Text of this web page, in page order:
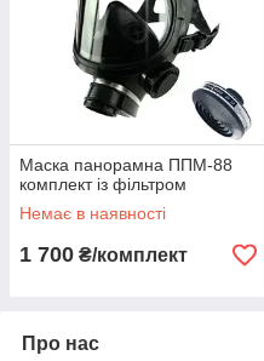
Маска панорамна ППМ-88
комплект із фільтром
Немає в наявності
1 700 ₴/комплект
Про нас